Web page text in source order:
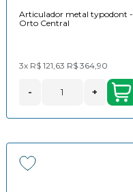
Articulador metal typodont -
Orto Central
3x R$ 121,63 R$ 364,90
- +